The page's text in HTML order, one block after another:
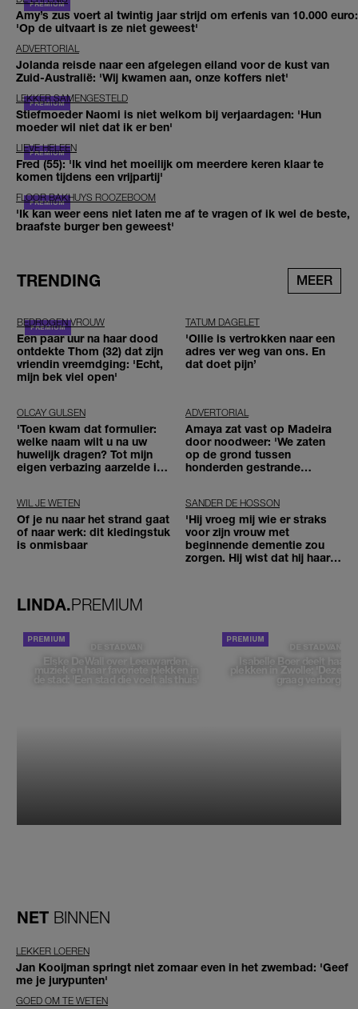
Amy’s zus voert al twintig jaar strijd om erfenis van 10.000 euro:
'Op de uitvaart is ze niet geweest'
ADVERTORIAL
Jolanda reisde naar een afgelegen eiland voor de kust van
Zuid-Australië: 'Wij kwamen aan, onze koffers niet'
LEKKER SAMENGESTELD
Stiefmoeder Naomi is niet welkom bij verjaardagen: 'Hun
moeder wil niet dat ik er ben'
LIEVE HELEEN
Fred (55): 'Ik vind het moeilijk om meerdere keren klaar te
komen tijdens een vrijpartij'
FLOOR BAKHUYS ROOZEBOOM
'Ik kan weer eens niet laten me af te vragen of ik wel de beste,
braafste burger ben geweest'
TRENDING MEER
BEDROGEN VROUW
Een paar uur na haar dood
ontdekte Thom (32) dat zijn
vriendin vreemdging: 'Echt,
mijn bek viel open'
TATUM DAGELET
'Ollie is vertrokken naar een
adres ver weg van ons. En
dat doet pijn’
OLCAY GULSEN
'Toen kwam dat formulier:
welke naam wilt u na uw
huwelijk dragen? Tot mijn
eigen verbazing aarzelde ik
ADVERTORIAL
Amaya zat vast op Madeira
door noodweer: 'We zaten
op de grond tussen
honderden gestrande
WIL JE WETEN
Of je nu naar het strand gaat
of naar werk: dit kledingstuk
is onmisbaar
SANDER DE HOSSON
'Hij vroeg mij wie er straks
voor zijn vrouw met
beginnende dementie zou
zorgen. Hij wist dat hij haar
LINDA.PREMIUM
DE STAD VAN
Elske DeWall over Leeuwarden,
muziek en haar favoriete plekken in
de stad: 'Een stad die voelt als thuis'
DE STAD VAN
Isabelle Boer deelt haar
plekken in Zwolle: 'Deze
graag verborgen'
NET BINNEN
LEKKER LOEREN
Jan Kooijman springt niet zomaar even in het zwembad: 'Geef
me je jurypunten'
GOED OM TE WETEN